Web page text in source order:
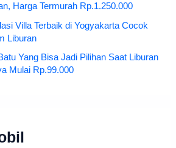
Harga Termurah Rp.1.250.000
Villa Terbaik di Yogyakarta Cocok
Liburan
Yang Bisa Jadi Pilihan Saat Liburan
Mulai Rp.99.000